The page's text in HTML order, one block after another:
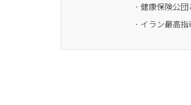
· 健康保険公
· イラン最高